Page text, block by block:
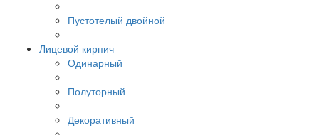
Пустотелый двойной
Лицевой кирпич
Одинарный
Полуторный
Декоративный